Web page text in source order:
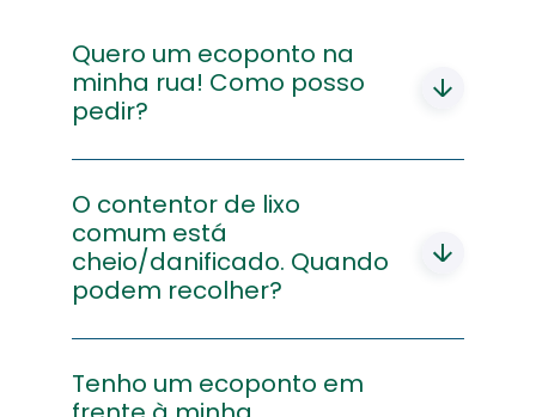
Quero um ecoponto na
minha rua! Como posso
pedir?
com os técnicos da Autarquia e da
Empresa de gestão de resíduos da sua
área de residência. Para este efeito,
poderá enviar um email
contactar o seu Município.
O contentor de lixo
comum está
cheio/danificado. Quando
podem recolher?
lixo comum é da responsabilidade do
Município. Deve contactar o município da
Tenho um ecoponto em